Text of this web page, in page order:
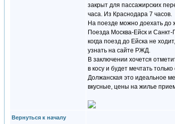
закрыт для пассажирских
часа. Из Краснодара 7 часов.
На поезде можно доехать до
Поезда Москва-Ейск и
когда поезд до Ейска не
узнать на сайте РЖД.
В заключении хочется
в косу и будет мечтать
Должанская это идеальное
вкусные, цены на жилье
Вернуться к началу